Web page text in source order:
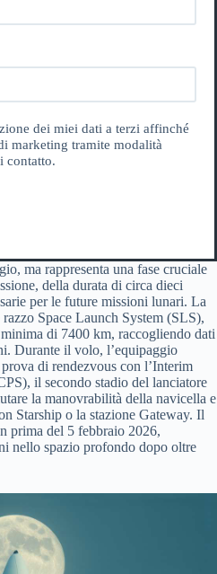
dei miei dati a terzi affinché
marketing tramite modalità
contatto.
ma rappresenta una fase cruciale
della durata di circa dieci
per le future missioni lunari. La
Space Launch System (SLS),
di 7400 km, raccogliendo dati
Durante il volo, l’equipaggio
di rendezvous con l’Interim
il secondo stadio del lanciatore
la manovrabilità della navicella e
Starship o la stazione Gateway. Il
prima del 5 febbraio 2026,
nello spazio profondo dopo oltre